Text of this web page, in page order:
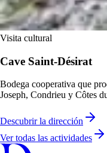
Visita cultural
Cave Saint-Désirat
Bodega cooperativa que
Joseph, Condrieu y Côtes
Descubrir la dirección
Ver todas las actividades